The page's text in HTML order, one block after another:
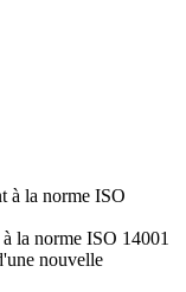
à la norme ISO
la norme ISO 14001
nouvelle